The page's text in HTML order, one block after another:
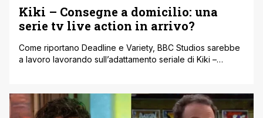
Kiki – Consegne a domicilio: una
serie tv live action in arrivo?
Come riportano Deadline e Variety, BBC Studios sarebbe
a lavoro lavorando sull’adattamento seriale di Kiki –
sotto nuova luce. Il progetto è una serie live action per la
tv generalista di servizio pubblico inglese in 10 puntate [']